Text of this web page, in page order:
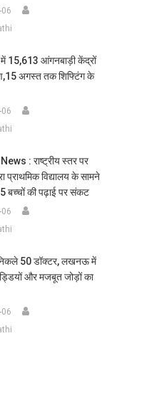
15,613 आंगनबाड़ी केंद्रों
अगस्त तक शिफ्टिंग के
: राष्ट्रीय स्तर पर
प्राथमिक विद्यालय के सामने
बच्चों की पढ़ाई पर संकट
50 डॉक्टर, लखनऊ में
और मजबूत जोड़ों का